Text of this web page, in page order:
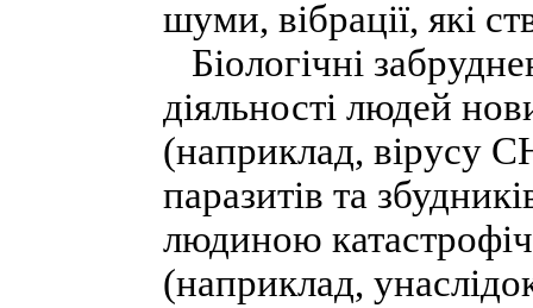
шуми, вібрації, які
Біологічні
діяльності людей
(наприклад, вірусу
паразитів та
людиною
(наприклад,